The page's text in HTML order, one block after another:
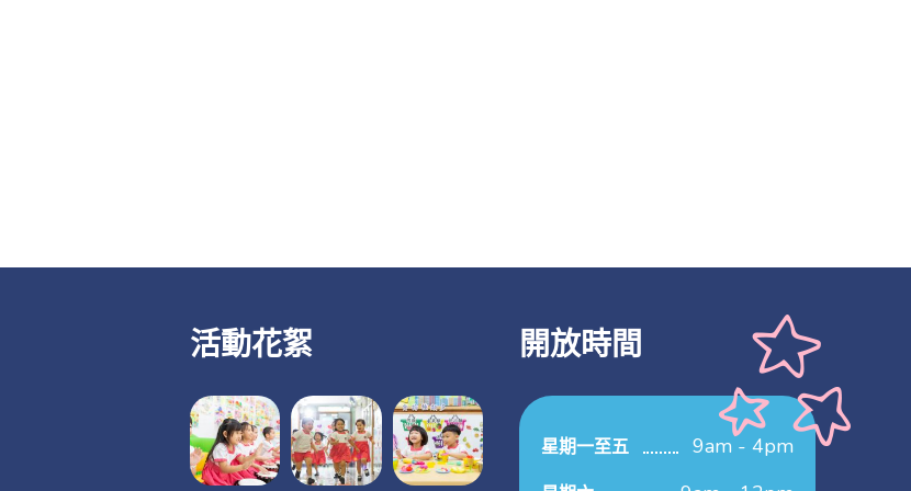
活動花絮 開放時間
星期一至五 9am - 4pm